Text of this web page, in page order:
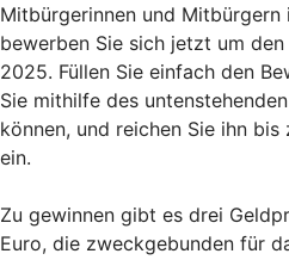
Mitbürgerinnen und Mitbürgern
bewerben Sie sich jetzt um
2025. Füllen Sie einfach den
Sie mithilfe des
können, und reichen Sie ihn
ein.
Zu gewinnen gibt es drei
Euro, die zweckgebunden für